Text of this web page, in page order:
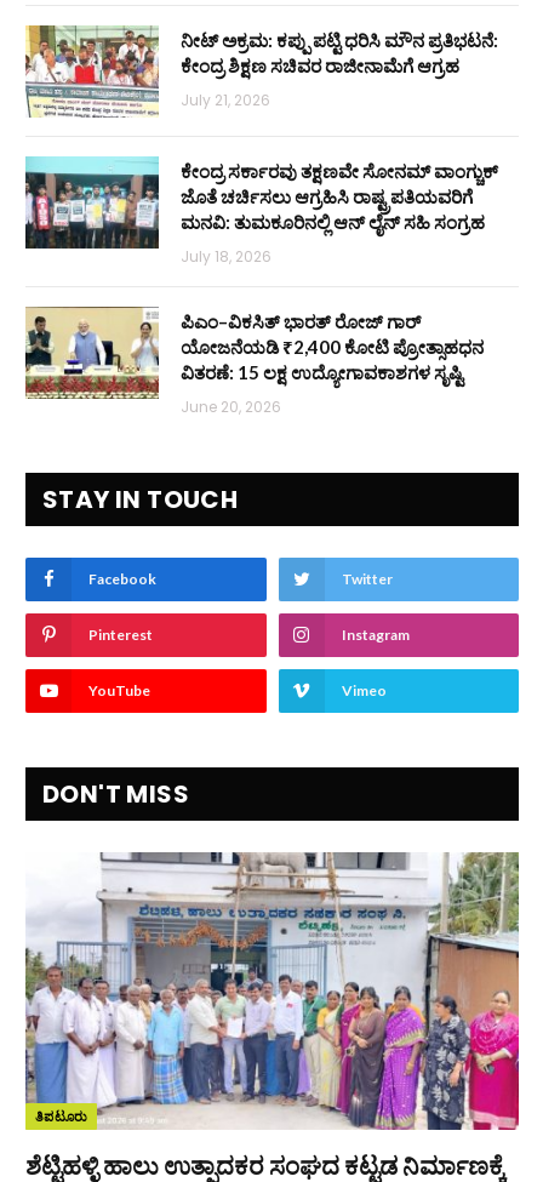
ನೀಟ್ ಅಕ್ರಮ: ಕಪ್ಪು ಪಟ್ಟಿ ಧರಿಸಿ ಮೌನ ಪ್ರತಿಭಟನೆ:
ಕೇಂದ್ರ ಶಿಕ್ಷಣ ಸಚಿವರ ರಾಜೀನಾಮೆಗೆ ಆಗ್ರಹ
July 21, 2026
ಕೇಂದ್ರ ಸರ್ಕಾರವು ತಕ್ಷಣವೇ ಸೋನಮ್ ವಾಂಗ್ಚುಕ್
ಜೊತೆ ಚರ್ಚಿಸಲು ಆಗ್ರಹಿಸಿ ರಾಷ್ಟ್ರಪತಿಯವರಿಗೆ
ಮನವಿ: ತುಮಕೂರಿನಲ್ಲಿ ಆನ್‌ ಲೈನ್ ಸಹಿ ಸಂಗ್ರಹ
July 18, 2026
ಪಿಎಂ–ವಿಕಸಿತ್ ಭಾರತ್ ರೋಜ್‌ ಗಾರ್
ಯೋಜನೆಯಡಿ ₹2,400 ಕೋಟಿ ಪ್ರೋತ್ಸಾಹಧನ
ವಿತರಣೆ: 15 ಲಕ್ಷ ಉದ್ಯೋಗಾವಕಾಶಗಳ ಸೃಷ್ಟಿ
June 20, 2026
STAY IN TOUCH
Facebook Twitter
Pinterest Instagram
YouTube Vimeo
DON'T MISS
ತಿಪಟೂರು
ಶೆಟ್ಟಿಹಳ್ಳಿ ಹಾಲು ಉತ್ಪಾದಕರ ಸಂಘದ ಕಟ್ಟಡ ನಿರ್ಮಾಣಕ್ಕೆ